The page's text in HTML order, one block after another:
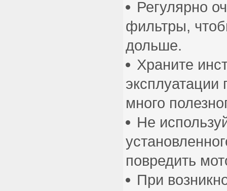
Регулярно
фильтры,
дольше.
Храните
эксплуатации
много
Не
повредить
При